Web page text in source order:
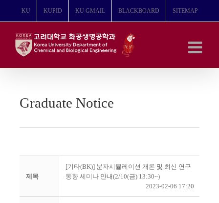
뛰
KU KUPID KU GMAIL BLACKBOARD SITEMAP
Graduate Notice
제목
[기타(BK)] 분자시뮬레이션 개론 및 최신 연구
동향 세미나 안내(2/10(금) 13:30~)
2023-02-06 17:20